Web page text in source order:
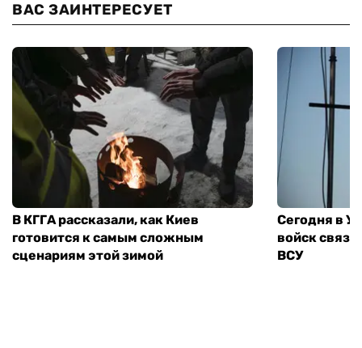
ВАС ЗАИНТЕРЕСУЕТ
В КГГА рассказали, как Киев
готовится к самым сложным
сценариям этой зимой
Сегодня в
войск
ВСУ